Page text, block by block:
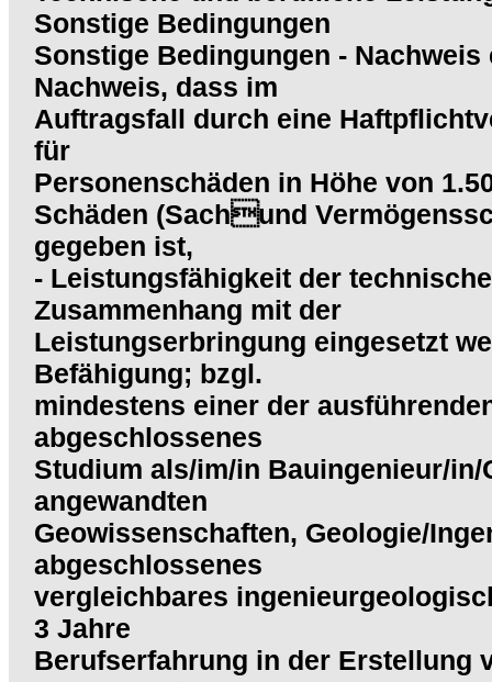
Sonstige Bedingungen
Sonstige Bedingungen -
Nachweis, dass im
Auftragsfall durch eine
für
Personenschäden in Höhe von
Schäden (Sachund
gegeben ist,
- Leistungsfähigkeit der
Zusammenhang mit der
Leistungserbringung eingesetzt
Befähigung; bzgl.
mindestens einer der
abgeschlossenes
Studium als/im/in Bauingenieur/
angewandten
Geowissenschaften, Geologie/
abgeschlossenes
vergleichbares
3 Jahre
Berufserfahrung in der Erstellung